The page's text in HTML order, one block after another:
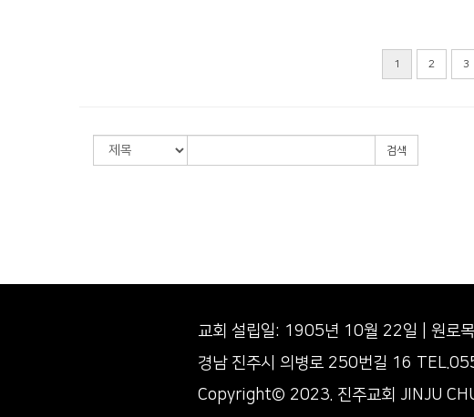
1 2 3
검색
교회 설립일: 1905년 10월 22일
원로
경남 진주시 의병로 250번길 16
Copyright© 2023. 진주교회 JINJU